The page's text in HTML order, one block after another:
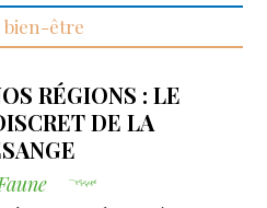
bien-être
RÉGIONS : LE
DE LA